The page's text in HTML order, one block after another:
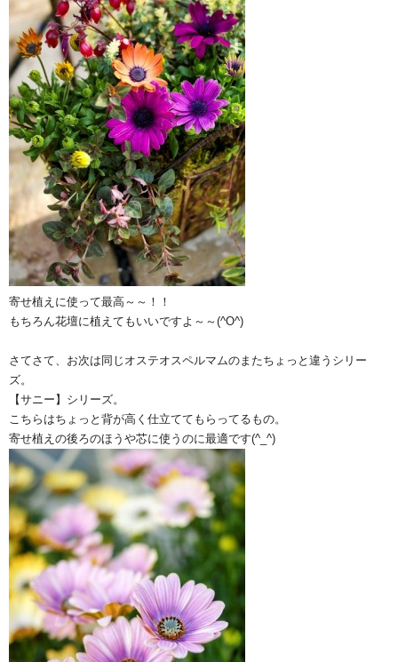
寄せ植えに使って最高～～！！
もちろん花壇に植えてもいいですよ～～(^O^)
さてさて、お次は同じオステオスペルマムのまたちょっと違うシリー
ズ。
【サニー】シリーズ。
こちらはちょっと背が高く仕立ててもらってるもの。
寄せ植えの後ろのほうや芯に使うのに最適です(^_^)